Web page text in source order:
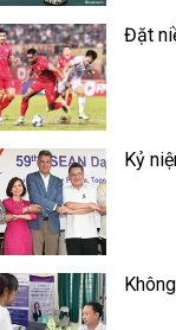
Đặt
Kỷ